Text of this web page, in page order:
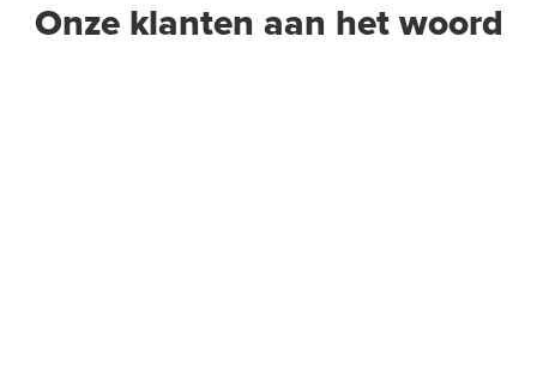
Onze klanten aan het woord